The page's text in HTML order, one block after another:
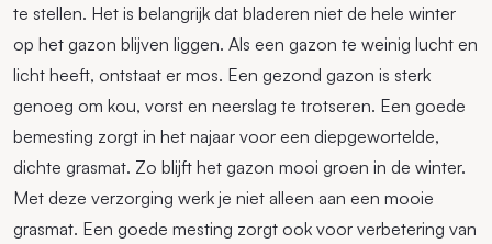
te stellen. Het is belangrijk dat bladeren niet de hele winter
op het gazon blijven liggen. Als een gazon te weinig lucht en
licht heeft, ontstaat er mos. Een gezond gazon is sterk
genoeg om kou, vorst en neerslag te trotseren. Een goede
bemesting zorgt in het najaar voor een diepgewortelde,
dichte grasmat. Zo blijft het gazon mooi groen in de winter.
Met deze verzorging werk je niet alleen aan een mooie
grasmat. Een goede mesting zorgt ook voor verbetering van